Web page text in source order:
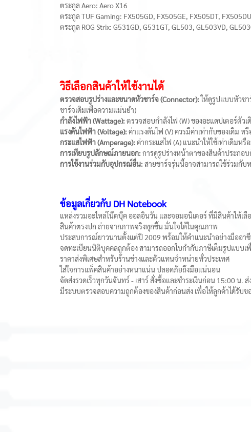
ตระกูล Aero: Aero X16
ตระกูล TUF Gaming: FX505GD, FX505GE, FX505DT,
ตระกูล ROG Strix: G531GD, G531GT, GL503, GL503VD,
วิธีเลือกสินค้าให้ใช้งานได้
ตรวจสอบรูปร่างและขนาดหัวชาร์จ (Connector):ให้ดูรูปแบบหัวชา
ชาร์จเดิมเพื่อความแม่นยำ)
กำลังไฟฟ้า (Wattage): ตรวจสอบกำลังไฟ (W) ของอะแดปเตอร์ตัว
แรงดันไฟฟ้า (Voltage): ค่าแรงดันไฟ (V) ควรมีค่าเท่ากับของเดิม
กระแสไฟฟ้า (Amperage): ค่ากระแสไฟ (A) แนะนำให้ใช้เท่าเดิมห
การเทียบรูปลักษณ์ภายนอก: การดูรูปร่างหน้าตาของสินค้าประกอ
การใช้งานร่วมกับอุปกรณ์อื่น: สายชาร์จรุ่นนี้อาจสามารถใช้ร่วมกับ
ข้อมูลเกี่ยวกับ DH Notebook
แหล่งรวมอะไหล่โน๊ตบุ๊ค ออลอินวัน และจอมอนิเตอร์ ที่มีสินค้าให้เลื
สินค้าตรงปก ถ่ายจากภาพจริงทุกชิ้น มั่นใจได้ในคุณภาพ
ประสบการณ์ยาวนานตั้งแต่ปี 2009 พร้อมให้คำแนะนำอย่างมืออา
จดทะเบียนนิติบุคคลถูกต้อง สามารถออกใบกำกับภาษีเต็มรูปแบบเ
ราคาส่งพิเศษสำหรับร้านช่างและตัวแทนจำหน่ายทั่วประเทศ
ใส่ใจการแพ็คสินค้าอย่างหนาแน่น ปลอดภัยถึงมือแน่นอน
จัดส่งรวดเร็วทุกวันจันทร์ - เสาร์ สั่งซื้อและชำระเงินก่อน 15:00 น.
มีระบบตรวจสอบความถูกต้องของสินค้าก่อนส่ง เพื่อให้ลูกค้าได้รับข